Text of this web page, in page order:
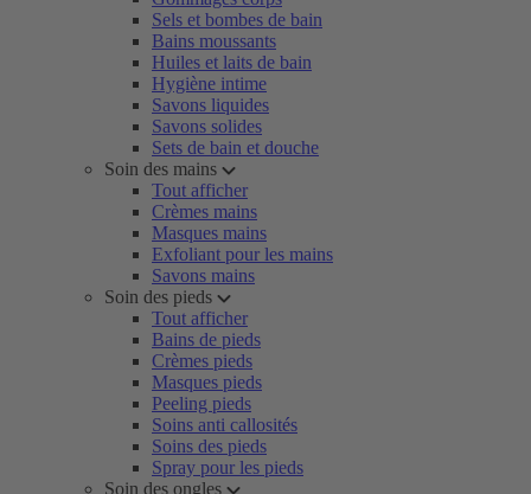
Sels et bombes de bain
Bains moussants
Huiles et laits de bain
Hygiène intime
Savons liquides
Savons solides
Sets de bain et douche
Soin des mains
Tout afficher
Crèmes mains
Masques mains
Exfoliant pour les mains
Savons mains
Soin des pieds
Tout afficher
Bains de pieds
Crèmes pieds
Masques pieds
Peeling pieds
Soins anti callosités
Soins des pieds
Spray pour les pieds
Soin des ongles